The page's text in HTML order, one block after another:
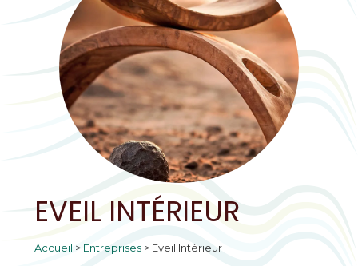
EVEIL INTÉRIEUR
Accueil > Entreprises> Eveil Intérieur